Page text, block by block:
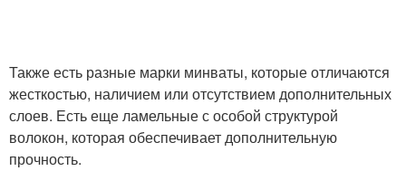
Также есть разные марки минваты, которые отличаются
жесткостью, наличием или отсутствием дополнительных
слоев. Есть еще ламельные с особой структурой
волокон, которая обеспечивает дополнительную
прочность.